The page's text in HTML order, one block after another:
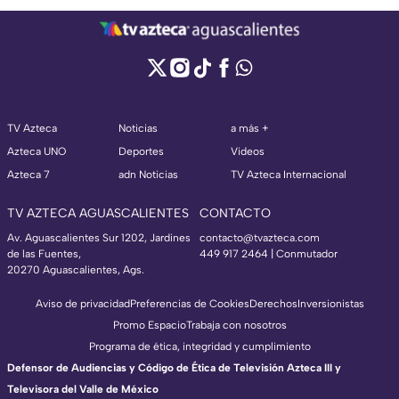
TV Azteca
Azteca UNO
Azteca 7
Noticias
Deportes
adn Noticias
a más +
Videos
TV Azteca Internacional
TV AZTECA AGUASCALIENTES
Av. Aguascalientes Sur 1202, Jardines
de las Fuentes,
20270 Aguascalientes, Ags.
CONTACTO
contacto@tvazteca.com
449 917 2464 | Conmutador
Aviso de privacidadPreferencias de CookiesDerechosInversionistas
Promo EspacioTrabaja con nosotros
Programa de ética, integridad y cumplimiento
Defensor de Audiencias y Código de Ética de Televisión Azteca III y
Televisora del Valle de México